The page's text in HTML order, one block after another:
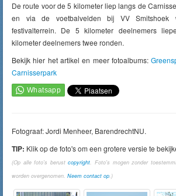
De route voor de 5 kilometer liep langs de
en via de voetbalvelden bij VV Smitshoek
festivalterrein. De 5 kilometer deelnemers
kilometer deelnemers twee ronden.
Bekijk hier het artikel en meer fotoalbums:
Carnisserpark
Fotograaf: Jordi Menheer, BarendrechtNU.
TIP: Klik op de foto's om een grotere versie te
(Op alle foto's berustcopyright. Foto's mogen zonder
worden overgenomen. Neem contact op.)